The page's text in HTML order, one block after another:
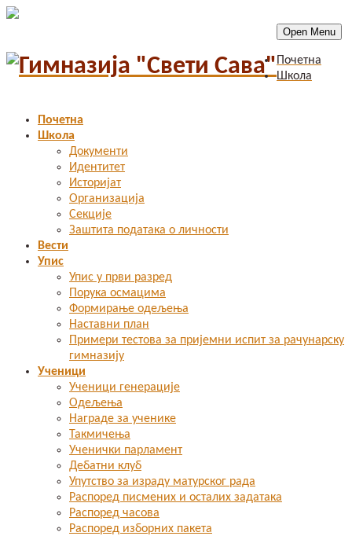
Почетна
Школа
Документи
Идентитет
Историјат
Организација
Секције
Заштита података о личности
Вести
Упис
Упис у први разред
Порука осмацима
Формирање одељења
Наставни план
Примери тестова за пријемни испит за рачунарску
гимназију
Ученици
Ученици генерације
Одељења
Награде за ученике
Такмичења
Ученички парламент
Дебатни клуб
Упутство за израду матурског рада
Распоред писмених и осталих задатака
Распоред часова
Распоред изборних пакета
Open Menu
Почетна
Школа